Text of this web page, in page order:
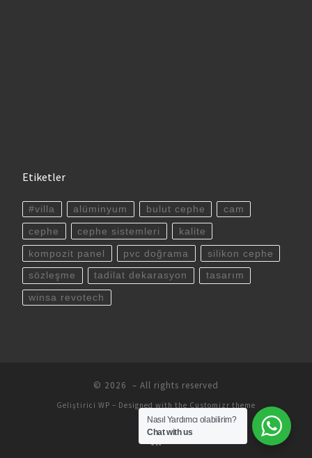
Etiketler
#villa alüminyum bulut cephe cam
cephe cephe sistemleri kalite
kompozit panel pvc doğrama silikon cephe
sözleşme tadilat dekarasyon tasarım
winsa revotech
© 2026 – All rights reserved
Geliştirici WP – Designed with the Customizr theme
Nasıl Yardımcı olabilirim?
Chat with us